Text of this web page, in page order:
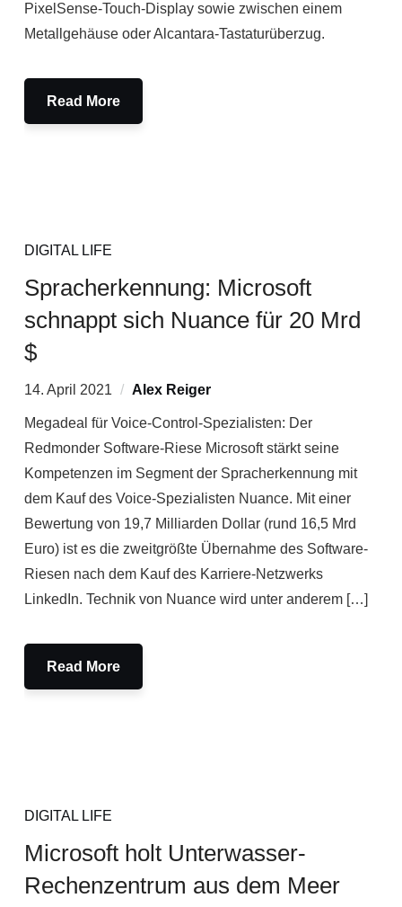
PixelSense-Touch-Display sowie zwischen einem
Metallgehäuse oder Alcantara-Tastaturüberzug.
Read More
DIGITAL LIFE
Spracherkennung: Microsoft
schnappt sich Nuance für 20 Mrd
$
14. April 2021 Alex Reiger
Megadeal für Voice-Control-Spezialisten: Der
Redmonder Software-Riese Microsoft stärkt seine
Kompetenzen im Segment der Spracherkennung mit
dem Kauf des Voice-Spezialisten Nuance. Mit einer
Bewertung von 19,7 Milliarden Dollar (rund 16,5 Mrd
Euro) ist es die zweitgrößte Übernahme des Software-
Riesen nach dem Kauf des Karriere-Netzwerks
LinkedIn. Technik von Nuance wird unter anderem […]
Read More
DIGITAL LIFE
Microsoft holt Unterwasser-
Rechenzentrum aus dem Meer